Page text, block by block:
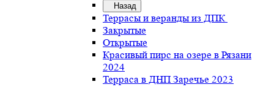
Назад
Террасы и веранды из ДПК
Закрытые
Открытые
Красивый пирс на озере в Рязани
2024
Терраса в ДНП Заречье 2023